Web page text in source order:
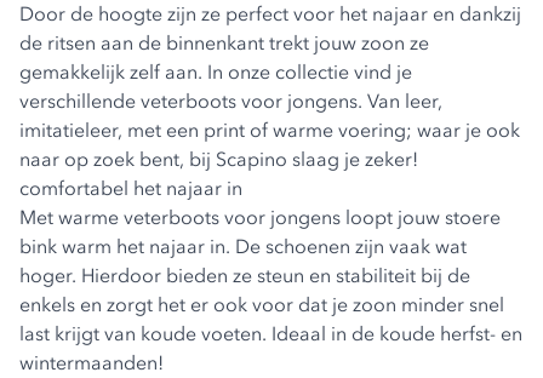
Door de hoogte zijn ze perfect voor het najaar en dankzij
de ritsen aan de binnenkant trekt jouw zoon ze
gemakkelijk zelf aan. In onze collectie vind je
verschillende veterboots voor jongens. Van leer,
imitatieleer, met een print of warme voering; waar je ook
naar op zoek bent, bij Scapino slaag je zeker!
comfortabel het najaar in
Met warme veterboots voor jongens loopt jouw stoere
bink warm het najaar in. De schoenen zijn vaak wat
hoger. Hierdoor bieden ze steun en stabiliteit bij de
enkels en zorgt het er ook voor dat je zoon minder snel
last krijgt van koude voeten. Ideaal in de koude herfst- en
wintermaanden!